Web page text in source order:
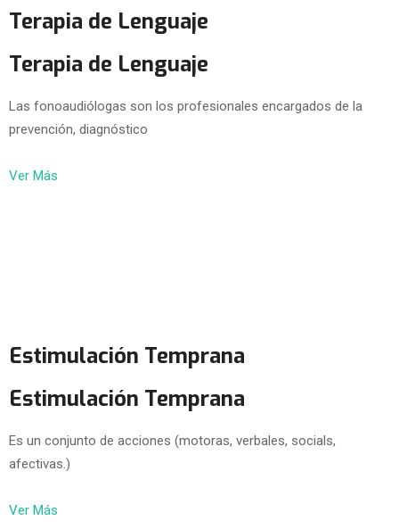
Terapia de Lenguaje
Terapia de Lenguaje
Las fonoaudiólogas son los profesionales encargados de la
prevención, diagnóstico
Ver Más
Estimulación Temprana
Estimulación Temprana
Es un conjunto de acciones (motoras, verbales, socials,
afectivas.)
Ver Más